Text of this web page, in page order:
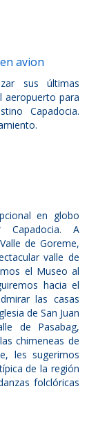
avion
sus últimas
aeropuerto para
Capadocia.
en globo
Capadocia. A
de Goreme,
valle de
el Museo al
hacia el
las casas
de San Juan
de Pasabag,
chimeneas de
les sugerimos
de la región
folclóricas